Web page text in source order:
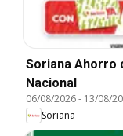
Soriana Ahorro
Nacional
06/08/2026- 13/08/
Soriana